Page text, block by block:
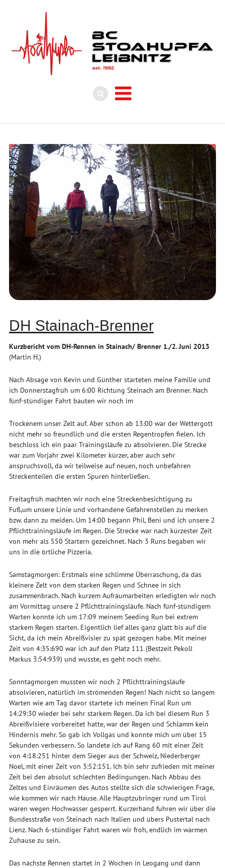
DH Stainach-Brenner
Kurzbericht vom DH-Rennen in Stainach/ Brenner 1./2. Juni 2013
(Martin H.)
Nach Absage von Kevin und Günther starteten meine Familie und
ich Donnerstagfrüh um 6:00 Richtung Steinach am Brenner. Nach
fünf-stündiger Fahrt bauten wir noch im
Trockenem unser Zelt auf. Aber schon ab 13:00 war der Wettergott
nicht mehr so freundlich und die ersten Regentropfen fielen. Ich
beschloss ich ein paar Trainingsläufe zu absolvieren. Die Strecke
war zum Vorjahr zwei Kilometer kürzer, aber auch sehr
anspruchsvoll, da wir teilweise auf neuen, noch unbefahren
Streckenteilen die ersten Spuren hinterließen.
Freitagfrüh machten wir noch eine Streckenbesichtigung zu
Fuß,um unsere Linie und vorhandene Gefahrenstellen zu merken
bzw. dann zu meiden. Um 14:00 begann Phil, Beni und ich unsere 2
Pflichttrainingsläufe im Regen. Die Strecke war nach kürzester Zeit
von mehr als 550 Startern gezeichnet. Nach 3 Runs begaben wir
uns in die örtliche Pizzeria.
Samstagmorgen: Erstmals eine schlimme Überraschung, da das
kleinere Zelt von dem starken Regen und Schnee in sich
zusammenbrach. Nach kurzem Aufräumarbeiten erledigten wir noch
am Vormittag unsere 2 Pflichttrainingsläufe. Nach fünf-stündigem
Warten konnte ich um 17:09 meinem Seeding Run bei extrem
starkem Regen starten. Eigentlich lief alles ganz glatt bis auf die
Sicht, da ich mein Abreißvisier zu spät gezogen habe. Mit meiner
Zeit von 4:35:690 war ich auf den Platz 111 (Bestzeit Pekoll
Markus 3:54:939) und wusste, es geht noch mehr.
Sonntagmorgen mussten wir noch 2 Pflichttrainingsläufe
absolvieren, natürlich im strömenden Regen! Nach nicht so langem
Warten wie am Tag davor startete ich meinen Final Run um
14:29:30 wieder bei sehr starkem Regen. Da ich bei diesem Run 3
Abreißvisiere vorbereitet hatte, war der Regen und Schlamm kein
Hindernis mehr. So gab ich Vollgas und konnte mich um über 15
Sekunden verbessern. So landete ich auf Rang 60 mit einer Zeit
von 4:18:251 hinter dem Sieger aus der Schweiz, Niederberger
Noel, mit einer Zeit von 3:52:151. Ich bin sehr zufrieden mit meiner
Zeit bei den absolut schlechten Bedingungen. Nach Abbau des
Zeltes und Einräumen des Autos stellte sich die schwierigen Frage,
wie kommen wir nach Hause. Alle Hauptzubringer rund um Tirol
waren wegen Hochwasser gesperrt. Kurzerhand fuhren wir über die
Bundesstraße von Steinach nach Italien und übers Pustertal nach
Lienz. Nach 6-stündiger Fahrt waren wir froh, endlich im warmen
Zuhause zu sein.
Das nächste Rennen startet in 2 Wochen in Leogang und dann